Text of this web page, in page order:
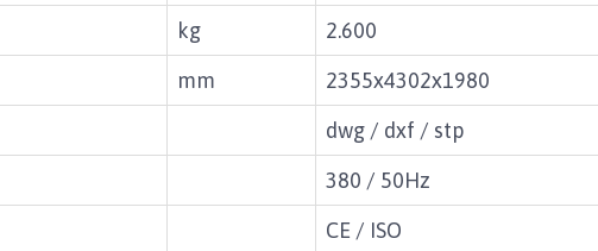
kg
2.600
mm
2355x4302x1980
dwg / dxf / stp
380 / 50Hz
CE / ISO